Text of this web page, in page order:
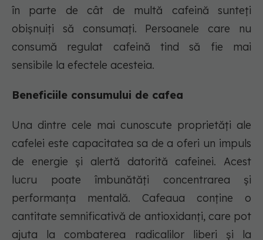
în parte de cât de multă cafeină sunteți
obișnuiți să consumați. Persoanele care nu
consumă regulat cafeină tind să fie mai
sensibile la efectele acesteia.
Beneficiile consumului de cafea
Una dintre cele mai cunoscute proprietăți ale
cafelei este capacitatea sa de a oferi un impuls
de energie și alertă datorită cafeinei. Acest
lucru poate îmbunătăți concentrarea și
performanța mentală. Cafeaua conține o
cantitate semnificativă de antioxidanți, care pot
ajuta la combaterea radicalilor liberi și la